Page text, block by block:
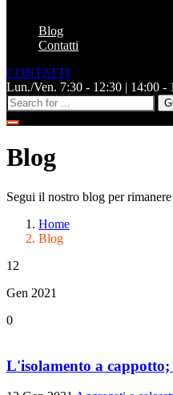
Blog
Contatti
CONTATTI
Lun./Ven. 7:30 - 12:30 | 14:00 -
Blog
Segui il nostro blog per
Home
Blog
12
Gen 2021
0
L'isolamento a cappotto;